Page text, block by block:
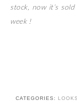
stock, now it’s
week !
CATEGORIES: LOOKS